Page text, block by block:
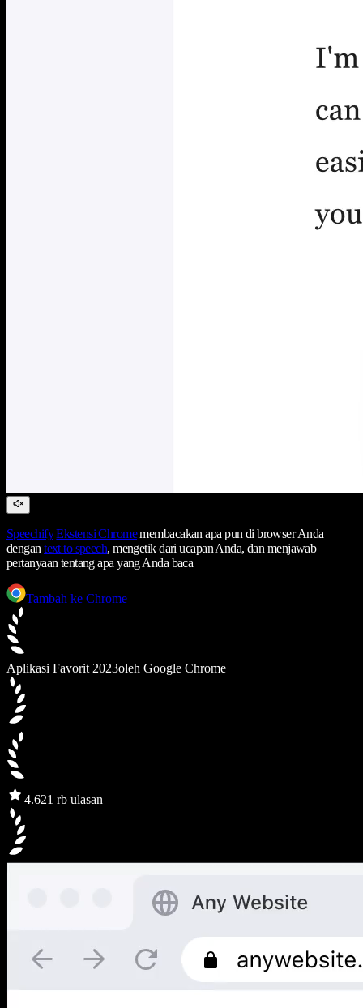
Speechify Ekstensi Chromemembacakan apa pun di browser Anda
dengantext to speech, mengetik dari ucapan Anda, dan menjawab
pertanyaan tentang apa yang Anda baca
Tambah ke Chrome
Aplikasi Favorit 2023oleh Google Chrome
4.621 rb ulasan